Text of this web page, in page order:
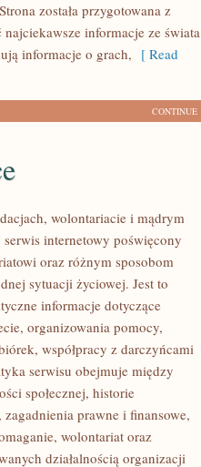
została przygotowana z
informacje ze świata
informacje o grach, [ Read
CONTINUE
wolontariacie i mądrym
internetowy poświęcony
oraz różnym sposobom
sytuacji życiowej. Jest to
informacje dotyczące
organizowania pomocy,
współpracy z darczyńcami
serwisu obejmuje między
społecznej, historie
prawne i finansowe,
wolontariat oraz
działalnością organizacji